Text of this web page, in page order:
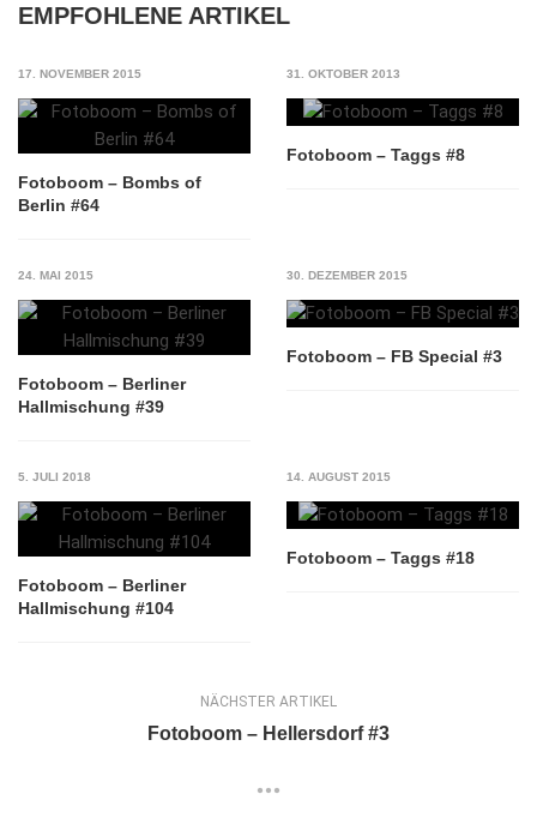
EMPFOHLENE ARTIKEL
17. NOVEMBER 2015
Fotoboom – Bombs of
Berlin #64
31. OKTOBER 2013
Fotoboom – Taggs #8
24. MAI 2015
Fotoboom – Berliner
Hallmischung #39
30. DEZEMBER 2015
Fotoboom – FB Special #3
5. JULI 2018
Fotoboom – Berliner
Hallmischung #104
14. AUGUST 2015
Fotoboom – Taggs #18
NÄCHSTER ARTIKEL
Fotoboom – Hellersdorf #3